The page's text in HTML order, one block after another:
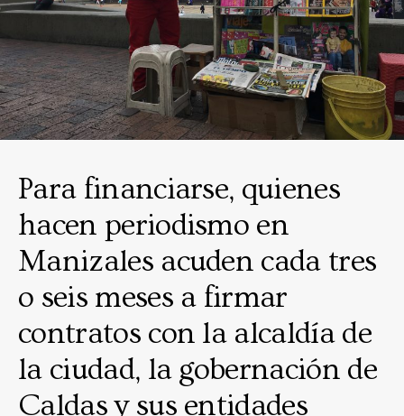
Para financiarse, quienes
hacen periodismo en
Manizales acuden cada tres
o seis meses a firmar
contratos con la alcaldía de
la ciudad, la gobernación de
Caldas y sus entidades